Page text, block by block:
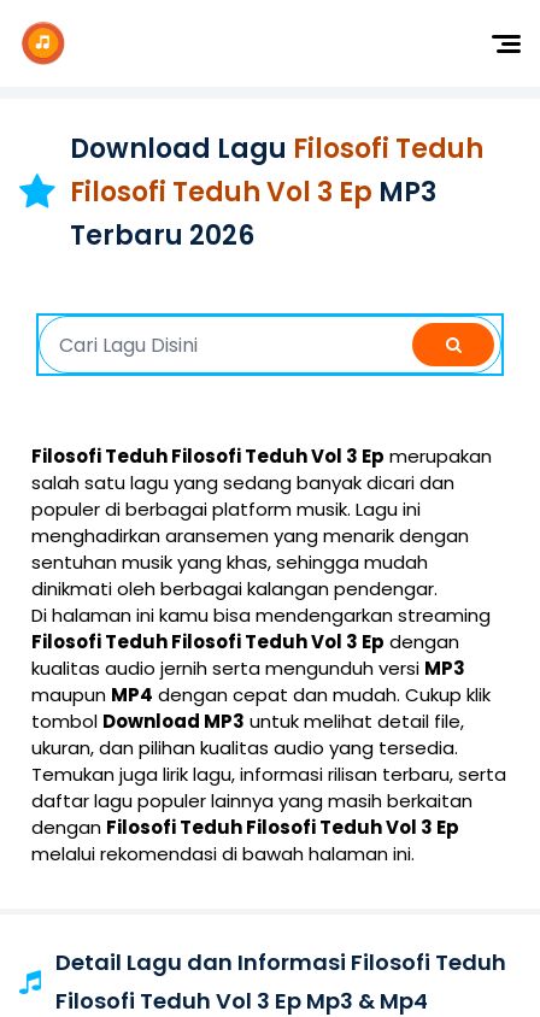
Dangdut
Indonesia
K-Pop
Download Lagu Filosofi Teduh
Filosofi Teduh Vol 3 Ep MP3
Terbaru 2026
Filosofi Teduh Filosofi Teduh Vol 3 Ep merupakan
salah satu lagu yang sedang banyak dicari dan
populer di berbagai platform musik. Lagu ini
menghadirkan aransemen yang menarik dengan
sentuhan musik yang khas, sehingga mudah
dinikmati oleh berbagai kalangan pendengar.
Di halaman ini kamu bisa mendengarkan streaming
Filosofi Teduh Filosofi Teduh Vol 3 Ep dengan
kualitas audio jernih serta mengunduh versi MP3
maupun MP4 dengan cepat dan mudah. Cukup klik
tombol Download MP3 untuk melihat detail file,
ukuran, dan pilihan kualitas audio yang tersedia.
Temukan juga lirik lagu, informasi rilisan terbaru, serta
daftar lagu populer lainnya yang masih berkaitan
dengan Filosofi Teduh Filosofi Teduh Vol 3 Ep
melalui rekomendasi di bawah halaman ini.
Detail Lagu dan Informasi Filosofi Teduh
Filosofi Teduh Vol 3 Ep Mp3 & Mp4